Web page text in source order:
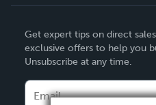
Deutsch
Français
Get expert tips on direct
exclusive offers to help you
Unsubscribe at any time.